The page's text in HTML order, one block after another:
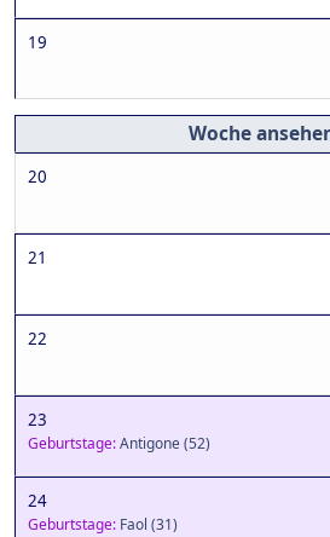
19
20
21
22
23
Geburtstage:Antigone(52)
24
Geburtstage: Faol (31)